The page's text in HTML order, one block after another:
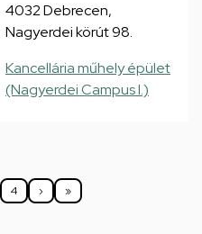
4032 Debrecen,
Nagyerdei körút 98.
Kancellária műhely épület
(Nagyerdei Campus I.)
Oldal
4
Következő
›
Utolsó
»